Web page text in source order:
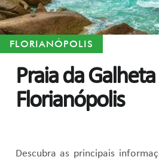
FLORIANÓPOLIS
Praia da
Florianópolis
Descubra as principais